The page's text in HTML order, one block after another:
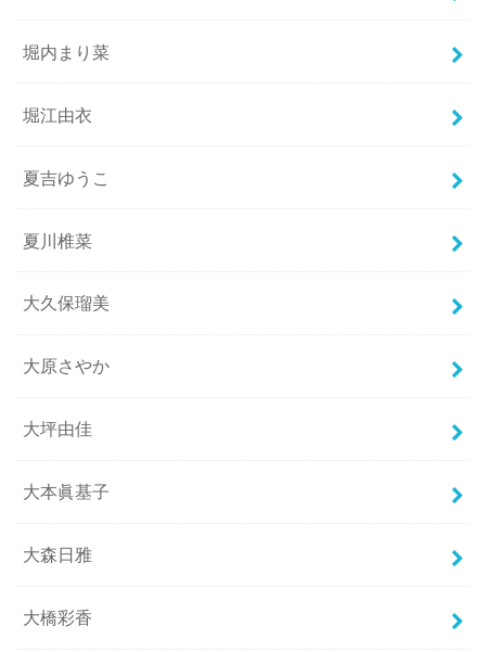
堀内まり菜
堀江由衣
夏吉ゆうこ
夏川椎菜
大久保瑠美
大原さやか
大坪由佳
大本眞基子
大森日雅
大橋彩香